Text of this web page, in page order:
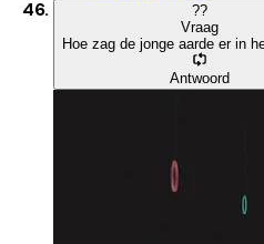
??
Vraag
Hoe zag de jonge aarde er in
Antwoord